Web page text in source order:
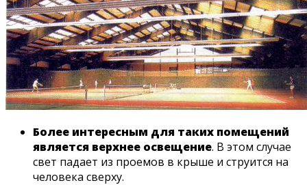
Более интересным для таких помещений
является верхнее освещение. В этом случае
свет падает из проемов в крыше и струится на
человека сверху.